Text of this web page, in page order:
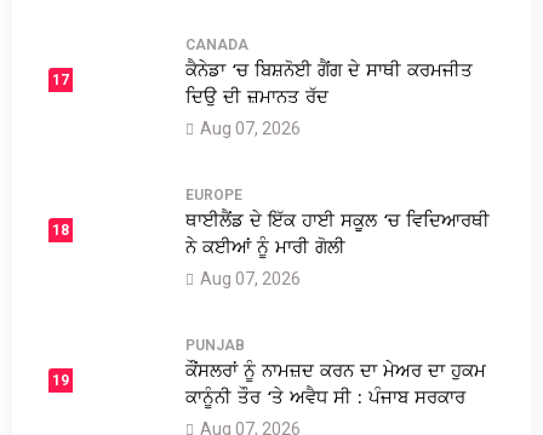
17
CANADA
ਕੈਨੇਡਾ ‘ਚ ਬਿਸ਼ਨੋਈ ਗੈਂਗ ਦੇ ਸਾਥੀ ਕਰਮਜੀਤ
ਦਿਉ ਦੀ ਜ਼ਮਾਨਤ ਰੱਦ
Aug 07, 2026
18
EUROPE
ਥਾਈਲੈਂਡ ਦੇ ਇੱਕ ਹਾਈ ਸਕੂਲ ‘ਚ ਵਿਦਿਆਰਥੀ
ਨੇ ਕਈਆਂ ਨੂੰ ਮਾਰੀ ਗੋਲੀ
Aug 07, 2026
19
PUNJAB
ਕੌਂਸਲਰਾਂ ਨੂੰ ਨਾਮਜ਼ਦ ਕਰਨ ਦਾ ਮੇਅਰ ਦਾ ਹੁਕਮ
ਕਾਨੂੰਨੀ ਤੌਰ ‘ਤੇ ਅਵੈਧ ਸੀ : ਪੰਜਾਬ ਸਰਕਾਰ
Aug 07, 2026